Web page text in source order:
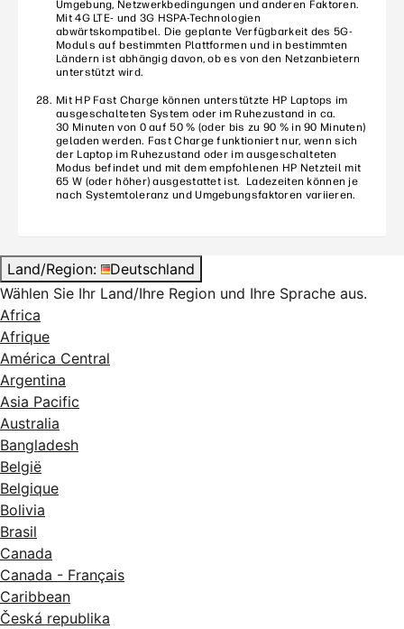
Umgebung, Netzwerkbedingungen und anderen Faktoren.
Mit 4G LTE- und 3G HSPA-Technologien
abwärtskompatibel. Die geplante Verfügbarkeit des 5G-
Moduls auf bestimmten Plattformen und in bestimmten
Ländern ist abhängig davon, ob es von den Netzanbietern
unterstützt wird.
Mit HP Fast Charge können unterstützte HP Laptops im
ausgeschalteten System oder im Ruhezustand in ca.
30 Minuten von 0 auf 50 % (oder bis zu 90 % in 90 Minuten)
geladen werden. Fast Charge funktioniert nur, wenn sich
der Laptop im Ruhezustand oder im ausgeschalteten
Modus befindet und mit dem empfohlenen HP Netzteil mit
65 W (oder höher) ausgestattet ist. Ladezeiten können je
nach Systemtoleranz und Umgebungsfaktoren variieren.
Land/Region:
Deutschland
Wählen Sie Ihr Land/Ihre Region und Ihre Sprache aus.
Africa
Afrique
América Central
Argentina
Asia Pacific
Australia
Bangladesh
België
Belgique
Bolivia
Brasil
Canada
Canada - Français
Caribbean
Česká republika